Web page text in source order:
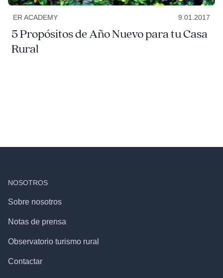
ER ACADEMY 9.01.2017
5 Propósitos de Año Nuevo para tu Casa
Rural
NOSOTROS
Sobre nosotros
Notas de prensa
Observatorio turismo rural
Contactar